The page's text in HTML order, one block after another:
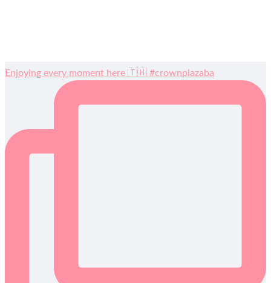
Enjoying every moment here 🇹🇭 #crownplazaba